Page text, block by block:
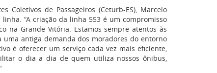
Coletivos de Passageiros (Ceturb-ES), Marcelo
“A criação da linha 553 é um compromisso
na Grande Vitória. Estamos sempre atentos às
uma antiga demanda dos moradores do entorno
é oferecer um serviço cada vez mais eficiente,
o dia a dia de quem utiliza nossos ônibus,